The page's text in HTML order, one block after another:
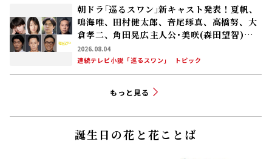
朝ドラ｢巡るスワン｣新キャスト発表！夏帆、
鳴海唯、田村健太郎、音尾琢真、高橋努、大
倉孝二、角田晃広――主人公･美咲(森田望智)が
交流する警察署の人々 2027年度前期放送
2026.08.04
連続テレビ小説「巡るスワン」
トピック
もっと見る
誕生日の花と花ことば